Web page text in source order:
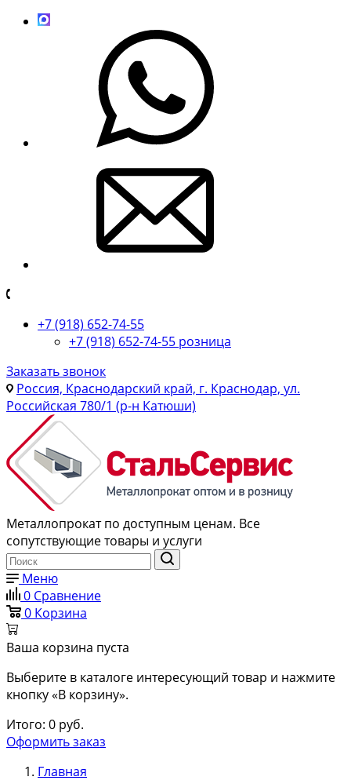
+7 (918) 652-74-55
+7 (918) 652-74-55 розница
Заказать звонок
Россия, Краснодарский край, г. Краснодар, ул.
Российская 780/1 (р-н Катюши)
Металлопрокат по доступным ценам. Все
сопутствующие товары и услуги
Меню
0 Сравнение
0 Корзина
Ваша корзина пуста
Выберите в каталоге интересующий товар и нажмите
кнопку «В корзину».
Итого: 0 руб.
Оформить заказ
Главная